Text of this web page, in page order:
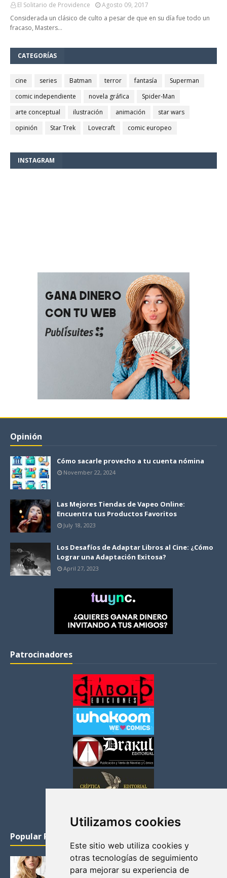
Utilizamos cookies
Este sitio web utiliza cookies y
otras tecnologías de seguimiento
para mejorar su experiencia de
El Solitario de Providence
Agosto 09, 2017
Considerada un clásico de culto a pesar de que en su día fue todo un
fracaso, Masters…
CATEGORÍAS
cine series Batman terror fantasía
Superman
comic independiente
novela gráfica
Spider-Man
arte conceptual
ilustración animación
star wars
opinión
Star Trek Lovecraft comic europeo
INSTAGRAM
Opinión
Cómo sacarle provecho a tu cuenta nómina
November 22, 2024
Las Mejores Tiendas de Vapeo Online:
Encuentra tus Productos Favoritos
July 18, 2023
Los Desafíos de Adaptar Libros al Cine: ¿Cómo
Lograr una Adaptación Exitosa?
April 27, 2023
Patrocinadores
Popular Posts
KATHERYN WINNICK: LA ACTRIZ MAS GUAPA DE
VIKINGOS